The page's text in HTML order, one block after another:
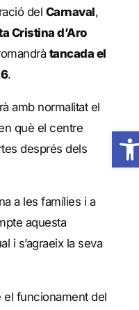
del Carnaval,
Cristina d’Aro
tancada el
.
amb normalitat el
què el centre
després dels
a les famílies i a
aquesta
i s’agraeix la seva
el funcionament del